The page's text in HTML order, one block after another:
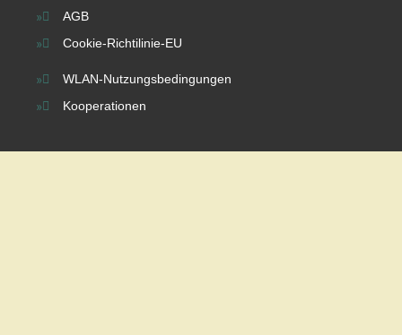
AGB
Cookie-Richtilinie-EU
WLAN-Nutzungsbedingungen
Kooperationen